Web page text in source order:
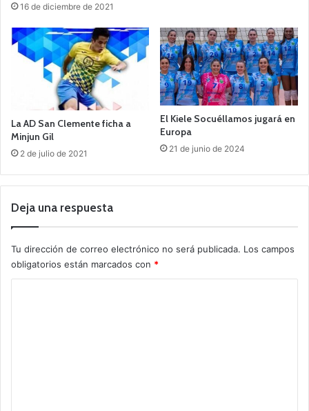
16 de diciembre de 2021
La AD San Clemente ficha a
Minjun Gil
2 de julio de 2021
El Kiele Socuéllamos jugará en
Europa
21 de junio de 2024
Deja una respuesta
Tu dirección de correo electrónico no será publicada. Los campos
obligatorios están marcados con *